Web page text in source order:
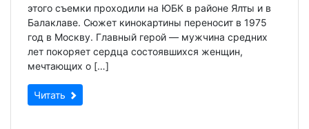
этого съемки проходили на ЮБК в районе Ялты и в
Балаклаве. Сюжет кинокартины переносит в 1975
год в Москву. Главный герой — мужчина средних
лет покоряет сердца состоявшихся женщин,
мечтающих о […]
Читать